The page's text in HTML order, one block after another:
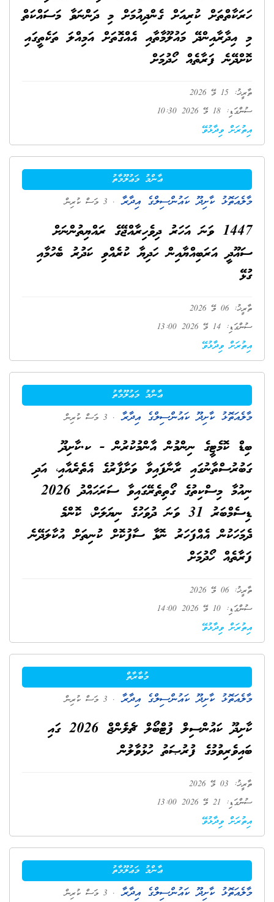
ހަރަކާތްތަށް ކުރިއަށް ގެންދިއުމަށް މި ދަންނަވާ މަސައްކަތް
މި އިދާރާއިންދޭ މައުލޫމާތާއި އެއްގޮތަށް އަމިއްލަ ތަކެތީގައި
ކޮށްދޭނެ ފަރާތެއް ހޯދުމަށް
ތާރީޚު: 15 މޭ 2026
ސުންގަޑި: 18 މޭ 2026 10:30
އިތުރަށް ވިދާޅުވޭ
ޢާންމު މަޢުލޫމާތު
މާލެއަތޮޅު ކާށިދޫ ކައުންސިލްގެ އިދާރާ . 3 މަސް ކުރިން
1447 ވަނަ އަހަރު ދިވެހިރާއްޖޭގެ ރައްޔިތުންނަށް
ސައޫދީ އަރަބިއްޔާއިން ހަދިޔާ ކުރެއްވި ކަދުރު ބެހުމާއި
ގުޅޭ
ތާރީޚު: 06 މޭ 2026
ސުންގަޑި: 14 މޭ 2026 13:00
އިތުރަށް ވިދާޅުވޭ
ޢާންމު މަޢުލޫމާތު
މާލެއަތޮޅު ކާށިދޫ ކައުންސިލްގެ އިދާރާ . 3 މަސް ކުރިން
ބިޑް ކޮމެޓީގެ ނިންމުން އާންމުކުރުން - ކ.ކާށިދޫ
ގަބުރުސްތާނުގައި ރާނާފައިވާ ވަށާފާރުގެ އެތެރެއާއި، އަދި
ނިއުމާ މިސްކިތުގެ ގޯތިތެރޭގައިވާ ސަރަހައްދު 2026
ޑިސެމްބަރު 31 ވަނަ ދުވަހުގެ ނިޔަލަށް، ކޮންމެ
ދެމަހަކުން އެއްފަހަރު ނޮޅާ ސާފުކޮށް ކުނިތަށް އުކާލަދޭނެ
ފަރާތެއް ހޯދުމަށް
ތާރީޚު: 06 މޭ 2026
ސުންގަޑި: 10 މޭ 2026 14:00
އިތުރަށް ވިދާޅުވޭ
މުބާރާތް
މާލެއަތޮޅު ކާށިދޫ ކައުންސިލްގެ އިދާރާ . 3 މަސް ކުރިން
ކާށިދޫ ކައުންސިލް ފުޓްބޯލް ޗެލެންޖް 2026 ގައި
ބައިވެރިވުމުގެ ފުރުޞަތު ހުޅުވާލުން
ތާރީޚު: 03 މޭ 2026
ސުންގަޑި: 21 މޭ 2026 13:00
އިތުރަށް ވިދާޅުވޭ
ޢާންމު މަޢުލޫމާތު
މާލެއަތޮޅު ކާށިދޫ ކައުންސިލްގެ އިދާރާ . 3 މަސް ކުރިން